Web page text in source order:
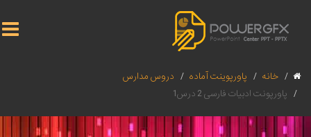
خانه پاورپوینت آماده
دروس مدارس
پاورپونت ادبیات فارسی 2 درس1